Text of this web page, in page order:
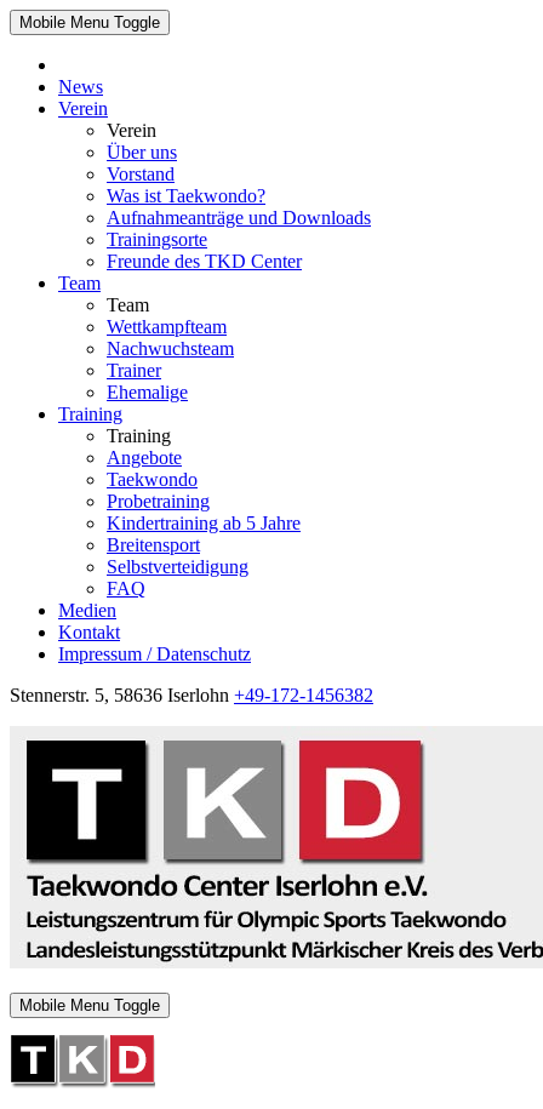
Mobile Menu Toggle
News
Verein
Verein
Über uns
Vorstand
Was ist Taekwondo?
Aufnahmeanträge und Downloads
Trainingsorte
Freunde des TKD Center
Team
Team
Wettkampfteam
Nachwuchsteam
Trainer
Ehemalige
Training
Training
Angebote
Taekwondo
Probetraining
Kindertraining ab 5 Jahre
Breitensport
Selbstverteidigung
FAQ
Medien
Kontakt
Impressum / Datenschutz
Stennerstr. 5, 58636 Iserlohn +49-172-1456382
Mobile Menu Toggle